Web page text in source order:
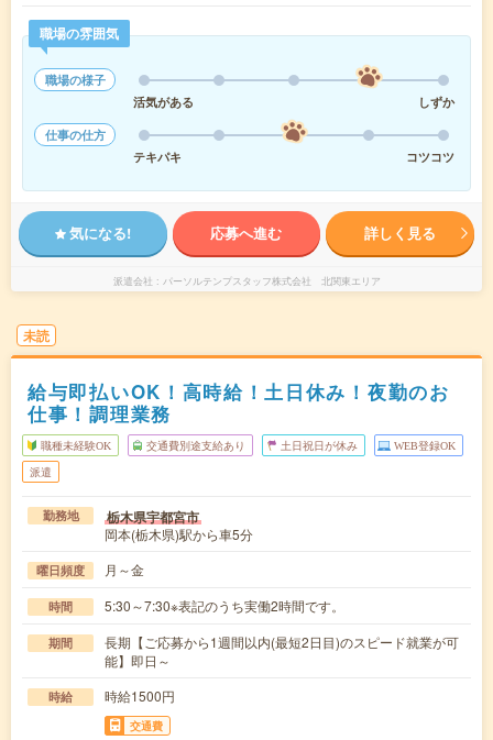
職場の雰囲気
職場の様子
活気がある
しずか
仕事の仕方
テキパキ
コツコツ
気になる! 応募へ進む 詳しく見る
派遣会社 パーソルテンプスタッフ株式会社 北関東エリア
未読
給与即払いOK！高時給！土日休み！夜勤のお
仕事！調理業務
職種未経験OK 交通費別途支給あり 土日祝日が休み WEB登録OK
派遣
勤務地 栃木県宇都宮市
岡本(栃木県)駅から車5分
曜日頻度 月～金
時間 5:30～7:30※表記のうち実働2時間です。
期間
長期【ご応募から1週間以内(最短2日目)のスピード就業が可
能】即日～
時給 時給1500円
交通費